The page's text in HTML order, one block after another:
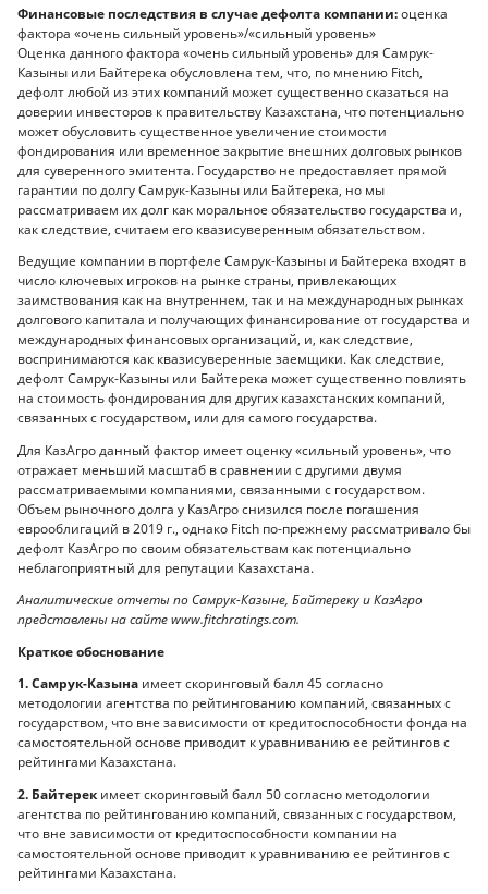
Финансовые последствия в случае дефолта компании:оценка
фактора «очень сильный уровень»/«сильный уровень»
Оценка данного фактора «очень сильный уровень» для Самрук-
Казыны или Байтерека обусловлена тем, что, по мнению Fitch,
дефолт любой из этих компаний может существенно сказаться на
доверии инвесторов к правительству Казахстана, что потенциально
может обусловить существенное увеличение стоимости
фондирования или временное закрытие внешних долговых рынков
для суверенного эмитента. Государство не предоставляет прямой
гарантии по долгу Самрук-Казыны или Байтерека, но мы
рассматриваем их долг как моральное обязательство государства и,
как следствие, считаем его квазисуверенным обязательством.
Ведущие компании в портфеле Самрук-Казыны и Байтерека входят в
число ключевых игроков на рынке страны, привлекающих
заимствования как на внутреннем, так и на международных рынках
долгового капитала и получающих финансирование от государства и
международных финансовых организаций, и, как следствие,
воспринимаются как квазисуверенные заемщики. Как следствие,
дефолт Самрук-Казыны или Байтерека может существенно повлиять
на стоимость фондирования для других казахстанских компаний,
связанных с государством, или для самого государства.
Для КазАгро данный фактор имеет оценку «сильный уровень», что
отражает меньший масштаб в сравнении с другими двумя
рассматриваемыми компаниями, связанными с государством.
Объем рыночного долга у КазАгро снизился после погашения
еврооблигаций в 2019 г., однако Fitch по-прежнему рассматривало бы
дефолт КазАгро по своим обязательствам как потенциально
неблагоприятный для репутации Казахстана.
Аналитические отчеты по Самрук-Казыне, Байтереку и КазАгро
представлены на сайте www.fitchratings.com.
Краткое обоснование
1.Самрук-Казына имеет скоринговый балл 45 согласно
методологии агентства по рейтингованию компаний, связанных с
государством, что вне зависимости от кредитоспособности фонда на
самостоятельной основе приводит к уравниванию ее рейтингов с
рейтингами Казахстана.
2. Байтерек имеет скоринговый балл 50 согласно методологии
агентства по рейтингованию компаний, связанных с государством,
что вне зависимости от кредитоспособности компании на
самостоятельной основе приводит к уравниванию ее рейтингов с
рейтингами Казахстана.